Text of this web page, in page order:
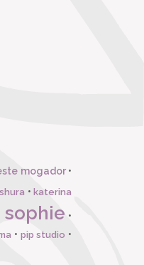
mogador•
•katerina
•
• pip studio •